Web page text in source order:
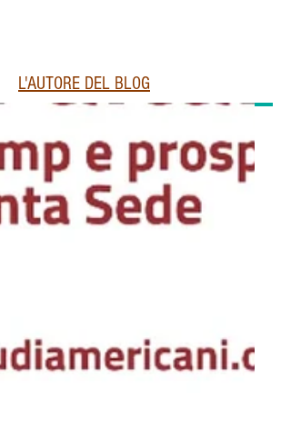
L'AUTORE DEL BLOG